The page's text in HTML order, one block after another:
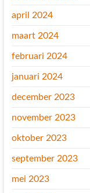
april 2024
maart 2024
februari 2024
januari 2024
december 2023
november 2023
oktober 2023
september 2023
mei 2023